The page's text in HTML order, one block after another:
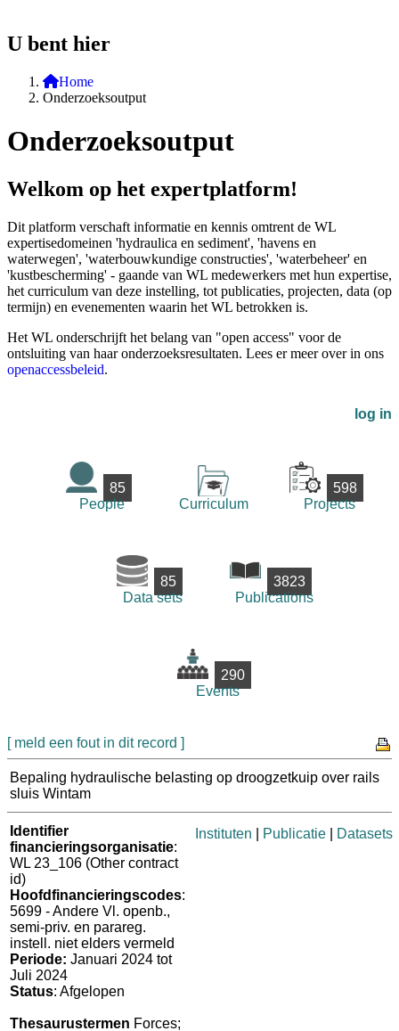
U bent hier
Home
Onderzoeksoutput
Onderzoeksoutput
Welkom op het expertplatform!
Dit platform verschaft informatie en kennis omtrent de WL
expertisedomeinen 'hydraulica en sediment', 'havens en
waterwegen', 'waterbouwkundige constructies', 'waterbeheer' en
'kustbescherming' - gaande van WL medewerkers met hun expertise,
het curriculum van deze instelling, tot publicaties, projecten, data (op
termijn) en evenementen waarin het WL betrokken is.
Het WL onderschrijft het belang van "open access" voor de
ontsluiting van haar onderzoeksresultaten. Lees er meer over in ons
openaccessbeleid.
log in
85
People
Curriculum
598
Projects
85
Data sets
3823
Publications
290
Events
[ meld een fout in dit record ]
Bepaling hydraulische belasting op droogzetkuip over rails
sluis Wintam
Identifier
financieringsorganisatie:
WL 23_106 (Other contract
id)
Hoofdfinancieringscodes:
5699 - Andere Vl. openb.,
semi-priv. en parareg.
instell. niet elders vermeld
Periode: Januari 2024 tot
Juli 2024
Status: Afgelopen
Thesaurustermen Forces;
Instituten Publicatie Datasets